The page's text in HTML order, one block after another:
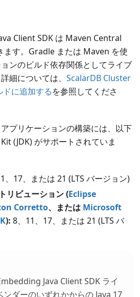
Client SDK は Maven Central
す。Gradle または Maven を使
ンのビルド依存関係としてライブ
細については、 ScalarDB Cluster
ドに追加するを参照してくださ
プリケーションの構築には、以下
(JDK) がサポートされていま
、17、または 21 (LTS バージョン)
リビューション (Eclipse
Corretto、または Microsoft
): 8、11、17、または 21 (LTS バ
Java Client SDK ライ
ダーのいずれかからの Java 17